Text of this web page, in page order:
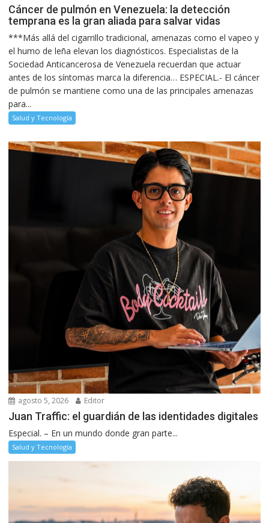
Cáncer de pulmón en Venezuela: la detección
temprana es la gran aliada para salvar vidas
***Más allá del cigarrillo tradicional, amenazas como el vapeo y
el humo de leña elevan los diagnósticos. Especialistas de la
Sociedad Anticancerosa de Venezuela recuerdan que actuar
antes de los síntomas marca la diferencia… ESPECIAL.- El cáncer
de pulmón se mantiene como una de las principales amenazas
para...
Salud y Tecnología
agosto 5, 2026 Editor
Juan Traffic: el guardián de las identidades digitales
Especial. – En un mundo donde gran parte...
Salud y Tecnología